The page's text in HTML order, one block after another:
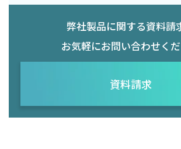
弊社製品に関する資料請
お気軽にお問い合わせく
資料請求